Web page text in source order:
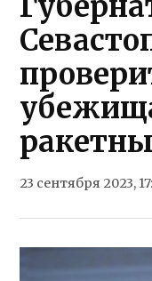
23 сентября 2023,